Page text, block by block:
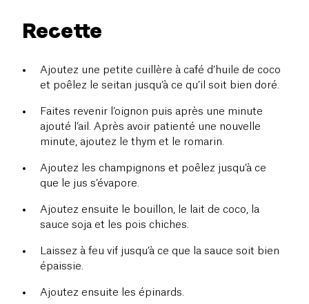
Recette
Ajoutez une petite cuillère à café d’huile de coco
et poêlez le seitan jusqu’à ce qu’il soit bien doré.
Faites revenir l’oignon puis après une minute
ajouté l’ail. Après avoir patienté une nouvelle
minute, ajoutez le thym et le romarin.
Ajoutez les champignons et poêlez jusqu’à ce
que le jus s’évapore.
Ajoutez ensuite le bouillon, le lait de coco, la
sauce soja et les pois chiches.
Laissez à feu vif jusqu’à ce que la sauce soit bien
épaissie.
Ajoutez ensuite les épinards.